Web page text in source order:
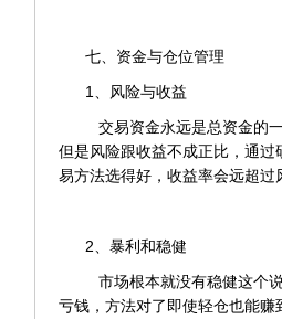
七、资金与仓位管理
1、风险与收益
交易资金永远是总资金的
但是风险跟收益不成正比，通
易方法选得好，收益率会远超过
2、暴利和稳健
市场根本就没有稳健这个
亏钱，方法对了即使轻仓也能